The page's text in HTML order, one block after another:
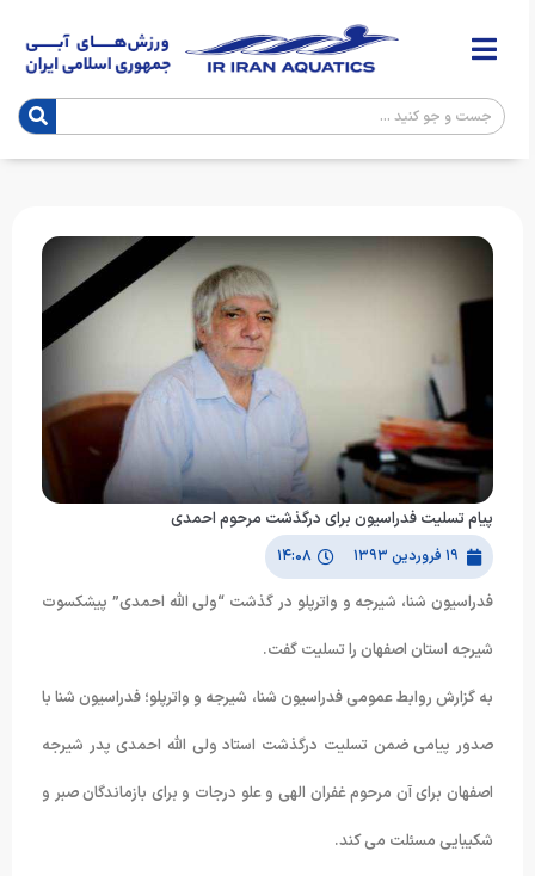
پیام تسلیت فدراسیون برای درگذشت مرحوم احمدی
۱۹ فروردین ۱۳۹۳ ۱۴:۰۸
فدراسیون شنا، شیرجه و واترپلو در گذشت “ولی الله احمدی” پیشکسوت
شیرجه استان اصفهان را تسلیت گفت.
به گزارش روابط عمومی فدراسیون شنا، شیرجه و واترپلو؛ فدراسیون شنا با
صدور پیامی ضمن تسلیت درگذشت استاد ولی الله احمدی پدر شیرجه
اصفهان برای آن مرحوم غفران الهی و علو درجات و برای بازماندگان صبر و
شکیبایی مسئلت می کند.